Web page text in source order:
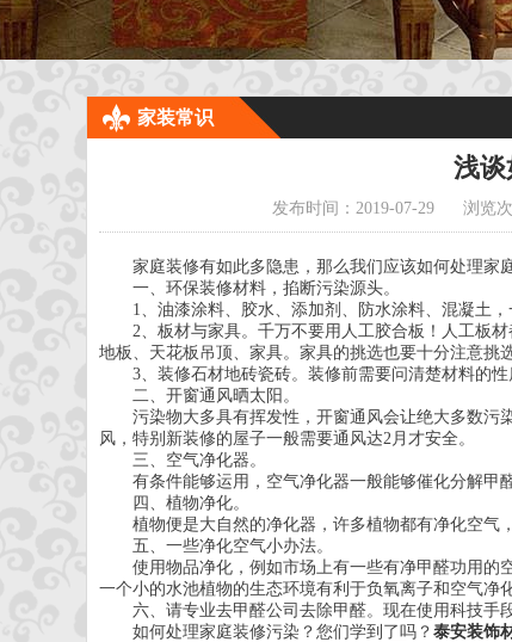
家装常识
浅
发布时间：2019-07-29 浏览
家庭装修有如此多隐患，那么我们应该如何处理家
一、环保装修材料，掐断污染源头。
1、油漆涂料、胶水、添加剂、防水涂料、混凝土
2、板材与家具。千万不要用人工胶合板！人工板
地板、天花板吊顶、家具。家具的挑选也要十分注意挑
3、装修石材地砖瓷砖。装修前需要问清楚材料的
二、开窗通风晒太阳。
污染物大多具有挥发性，开窗通风会让绝大多数污
风，特别新装修的屋子一般需要通风达2月才安全。
三、空气净化器。
有条件能够运用，空气净化器一般能够催化分解甲
四、植物净化。
植物便是大自然的净化器，许多植物都有净化空气
五、一些净化空气小办法。
使用物品净化，例如市场上有一些有净甲醛功用的
一个小的水池植物的生态环境有利于负氧离子和空气净化
六、请专业去甲醛公司去除甲醛。现在使用科技手
如何处理家庭装修污染？您们学到了吗？ 泰安装饰